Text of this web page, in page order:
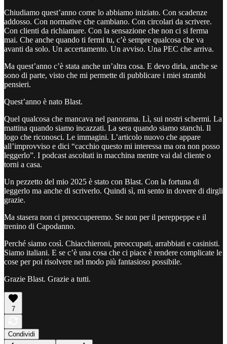
Chiudiamo quest’anno come lo abbiamo iniziato. Con scadenze
addosso. Con normative che cambiano. Con circolari da scrivere.
Con clienti da richiamare. Con la sensazione che non ci si ferma
mai. Che anche quando ti fermi tu, c’è sempre qualcosa che va
avanti da solo. Un accertamento. Un avviso. Una PEC che arriva.
Ma quest’anno c’è stata anche un’altra cosa. E devo dirla, anche se
sono di parte, visto che mi permette di pubblicare i miei strambi
pensieri.
Quest’anno è nato Blast.
Quel qualcosa che mancava nel panorama. Lì, sui nostri schermi. La
mattina quando siamo incazzati. La sera quando siamo stanchi. Il
logo che riconosci. Le immagini. L’articolo nuovo che appare
all’improvviso e dici “cacchio questo mi interessa ma ora non posso
leggerlo”. I podcast ascoltati in macchina mentre vai dal cliente o
torni a casa.
Un pezzetto del mio 2025 è stato con Blast. Con la fortuna di
leggerlo ma anche di scriverlo. Quindi sì, mi sento in dovere di dirgli
grazie.
Ma stasera non ci preoccuperemo. Se non per il pereppeppe e il
trenino di Capodanno.
Perché siamo così. Chiacchieroni, preoccupati, arrabbiati e casinisti.
Siamo italiani. E se c’è una cosa che ci piace è rendere complicate le
cose per poi risolvere nel modo più fantasioso possibile.
Grazie Blast. Grazie a tutti.
7
Condividi